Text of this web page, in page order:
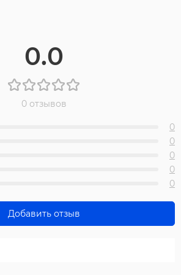
0.0
0 отзывов
0
0
0
0
0
Добавить отзыв